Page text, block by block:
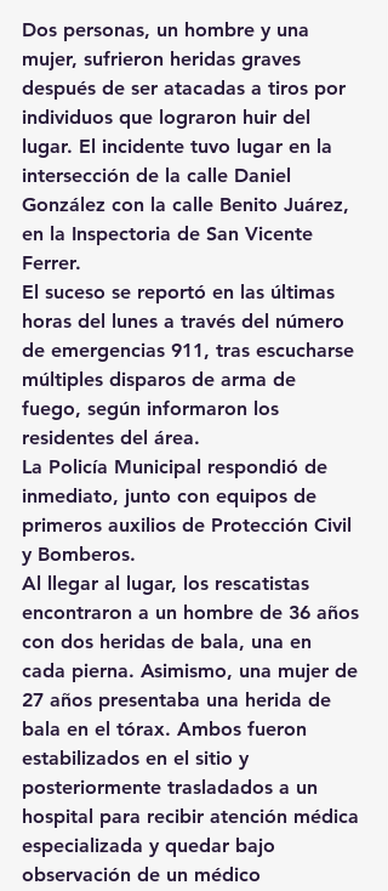
Dos personas, un hombre y una
mujer, sufrieron heridas graves
después de ser atacadas a tiros por
individuos que lograron huir del
lugar. El incidente tuvo lugar en la
intersección de la calle Daniel
González con la calle Benito Juárez,
en la Inspectoria de San Vicente
Ferrer.
El suceso se reportó en las últimas
horas del lunes a través del número
de emergencias 911, tras escucharse
múltiples disparos de arma de
fuego, según informaron los
residentes del área.
La Policía Municipal respondió de
inmediato, junto con equipos de
primeros auxilios de Protección Civil
y Bomberos.
Al llegar al lugar, los rescatistas
encontraron a un hombre de 36 años
con dos heridas de bala, una en
cada pierna. Asimismo, una mujer de
27 años presentaba una herida de
bala en el tórax. Ambos fueron
estabilizados en el sitio y
posteriormente trasladados a un
hospital para recibir atención médica
especializada y quedar bajo
observación de un médico